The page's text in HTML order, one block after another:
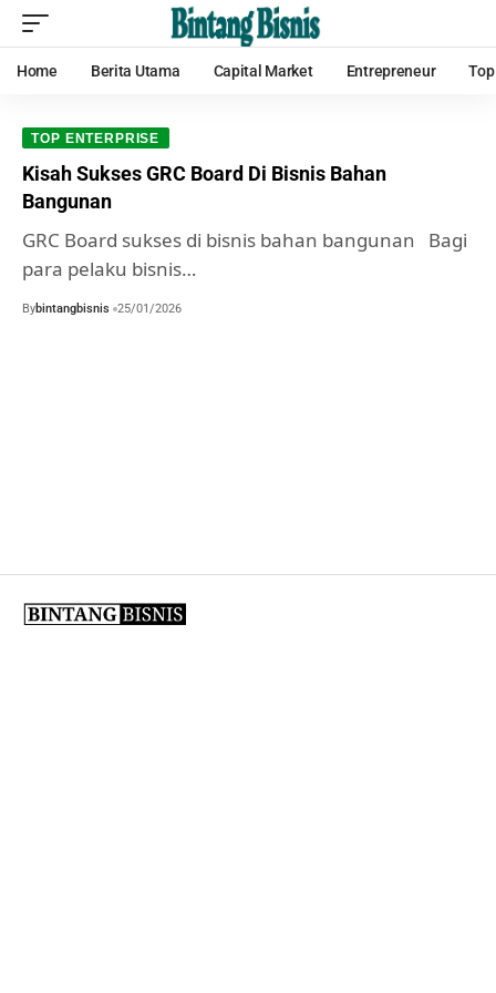
Home Berita Utama Capital Market Entrepreneur
TOP ENTERPRISE
Kisah Sukses GRC Board Di Bisnis Bahan
Bangunan
GRC Board sukses di bisnis bahan bangunan Bagi
para pelaku bisnis…
Bybintangbisnis 25/01/2026